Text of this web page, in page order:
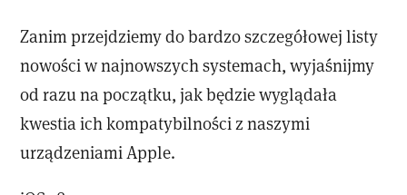
Zanim przejdziemy do bardzo szczegółowej listy
nowości w najnowszych systemach, wyjaśnijmy
od razu na początku, jak będzie wyglądała
kwestia ich kompatybilności z naszymi
urządzeniami Apple.